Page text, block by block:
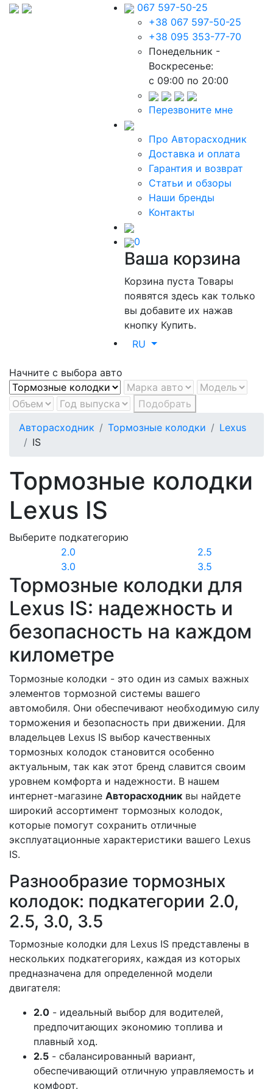
067 597-50-25
+38 067 597-50-25
+38 095 353-77-70
Понедельник -
Воскресенье:
c 09:00 по 20:00
Перезвоните мне
Про Авторасходник
Доставка и оплата
Гарантия и возврат
Статьи и обзоры
Наши бренды
Контакты
0
Ваша корзина
Корзина пустаТовары
появятся здесь как только
вы добавите их нажав
кнопку Купить.
RU
Начните с выбора авто
Подобрать
Авторасходник
Тормозные колодки
Lexus
IS
Тормозные колодки
Lexus IS
Выберите подкатегорию
2.0
2.5
3.0
3.5
Тормозные колодки для
Lexus IS: надежность и
безопасность на каждом
километре
Тормозные колодки - это один из самых важных
элементов тормозной системы вашего
автомобиля. Они обеспечивают необходимую силу
торможения и безопасность при движении. Для
владельцев Lexus IS выбор качественных
тормозных колодок становится особенно
актуальным, так как этот бренд славится своим
уровнем комфорта и надежности. В нашем
интернет-магазине Авторасходник вы найдете
широкий ассортимент тормозных колодок,
которые помогут сохранить отличные
эксплуатационные характеристики вашего Lexus
IS.
Разнообразие тормозных
колодок: подкатегории 2.0,
2.5, 3.0, 3.5
Тормозные колодки для Lexus IS представлены в
нескольких подкатегориях, каждая из которых
предназначена для определенной модели
двигателя:
2.0 - идеальный выбор для водителей,
предпочитающих экономию топлива и
плавный ход.
2.5 - сбалансированный вариант,
обеспечивающий отличную управляемость и
комфорт.